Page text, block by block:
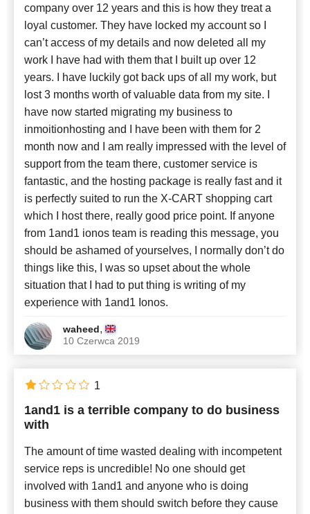
company over 12 years and this is how they treat a
loyal customer. They have locked my account so I
can’t access of my details and now deleted all my
work I have had with them that I built up over 12
years. I have luckily got back ups of all my work, but
lost 3 months worth of valuable data from my site. I
have now started migrating my business to
inmoitionhosting and I have been with them for 2
month now and I am really impressed with the level of
support from the team there, customer service is
fantastic, and the hosting package is really fast and it
is perfectly suited to run the X-CART shopping cart
which I host there, really good price point. If anyone
from 1and1 ionos team is reading this message, you
should be ashamed of yourselves, I normally don’t do
things like this, I was so upset about the whole
situation that I had to put thing is writing of my
experience with 1and1 Ionos.
waheed,
10 Czerwca 2019
1and1 is a terrible company to do business
with
The amount of time wasted dealing with incompetent
service reps is uncredible! No one should get
involved with 1and1 and anyone who is doing
business with them should switch before they cause
1